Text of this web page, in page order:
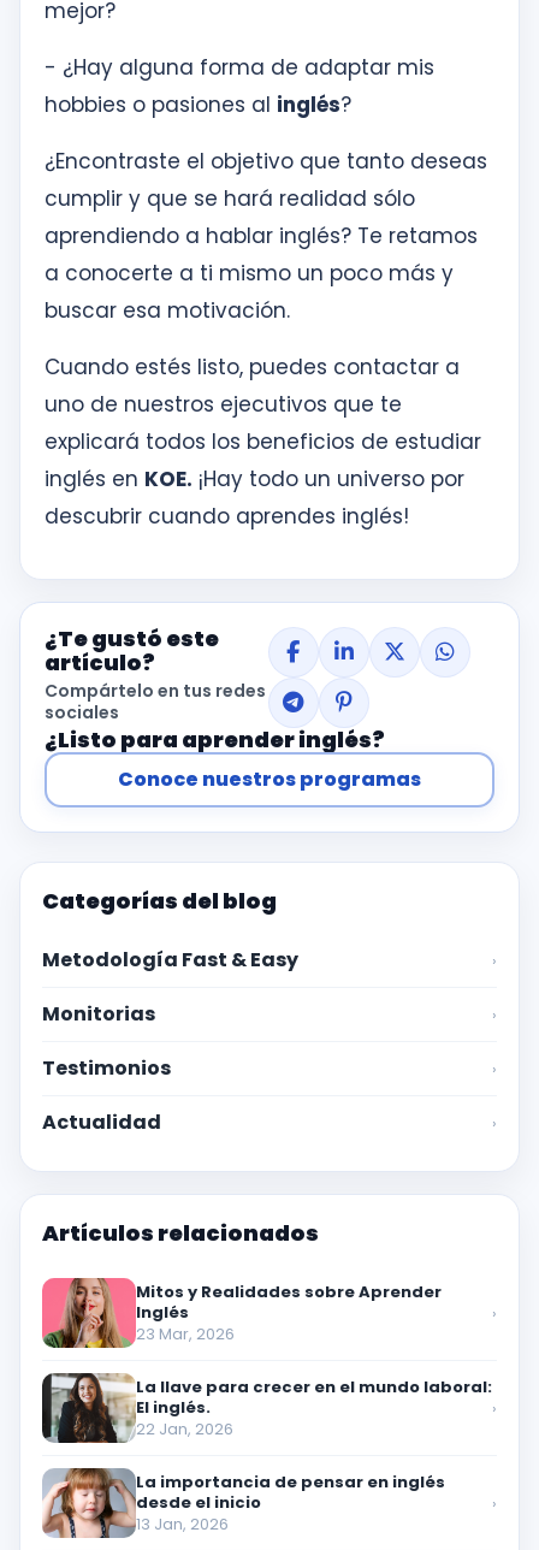
mejor?
- ¿Hay alguna forma de adaptar mis
hobbies o pasiones al inglés?
¿Encontraste el objetivo que tanto deseas
cumplir y que se hará realidad sólo
aprendiendo a hablar inglés? Te retamos
a conocerte a ti mismo un poco más y
buscar esa motivación.
Cuando estés listo, puedes contactar a
uno de nuestros ejecutivos que te
explicará todos los beneficios de estudiar
inglés en KOE. ¡Hay todo un universo por
descubrir cuando aprendes inglés!
¿Te gustó este
artículo?
Compártelo en tus redes
sociales
¿Listo para aprender inglés?
Conoce nuestros programas
Categorías del blog
Metodología Fast & Easy ›
Monitorias ›
Testimonios ›
Actualidad ›
Artículos relacionados
Mitos y Realidades sobre Aprender
Inglés
23 Mar, 2026
›
La llave para crecer en el mundo laboral:
El inglés.
22 Jan, 2026
›
La importancia de pensar en inglés
desde el inicio
13 Jan, 2026
›